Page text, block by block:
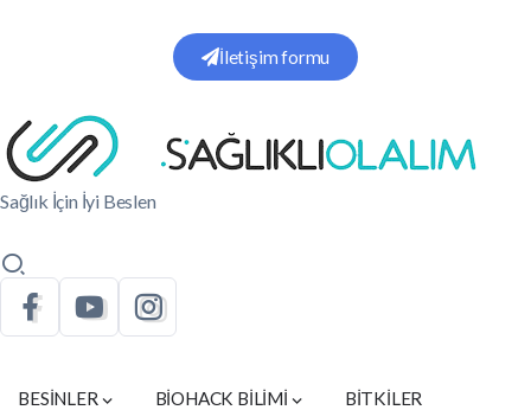
İletişim formu
Sağlık İçin İyi Beslen
BESİNLER BİOHACK BİLİMİ BİTKİLER